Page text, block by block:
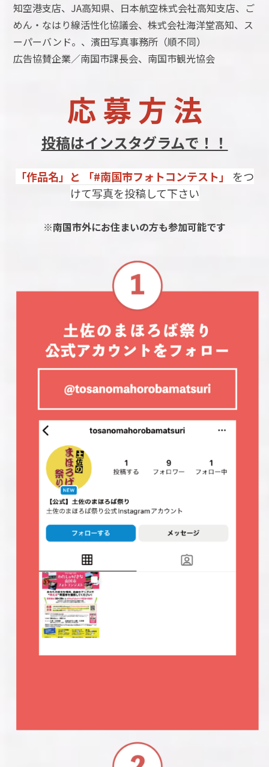
知空港支店、JA高知県、日本航空株式会社高知支店、ご
めん・なはり線活性化協議会、株式会社海洋堂高知、ス
ーパーバンド。、濱田写真事務所（順不同）
広告協賛企業／南国市課長会、南国市観光協会
応 募 方 法
投稿はインスタグラムで！！
「作品名」と 「#南国市フォトコンテスト」 をつ
けて写真を投稿して下さい
※南国市外にお住まいの方も参加可能です